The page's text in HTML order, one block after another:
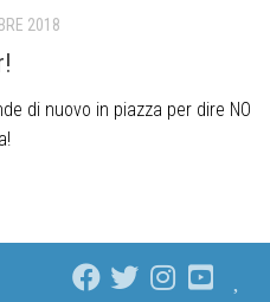
2018
di nuovo in piazza per dire NO